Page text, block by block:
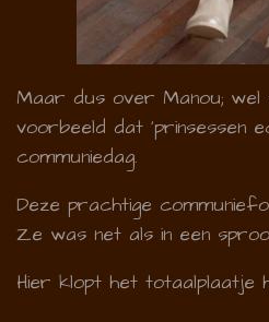
Maar dus over Manou; wel
voorbeeld dat 'prinsessen
communiedag.
Deze prachtige
Ze was net als in een
Hier klopt het totaalplaatje